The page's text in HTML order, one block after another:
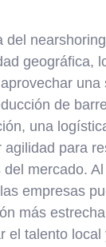
del
geográfica,
una
de
una
agilidad para
del mercado.
empresas
más
el talento local